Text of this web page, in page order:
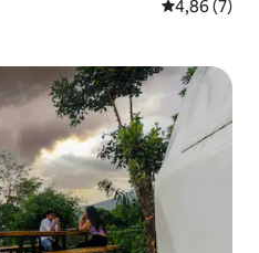
4,86 av 5 i
4,86 (7)